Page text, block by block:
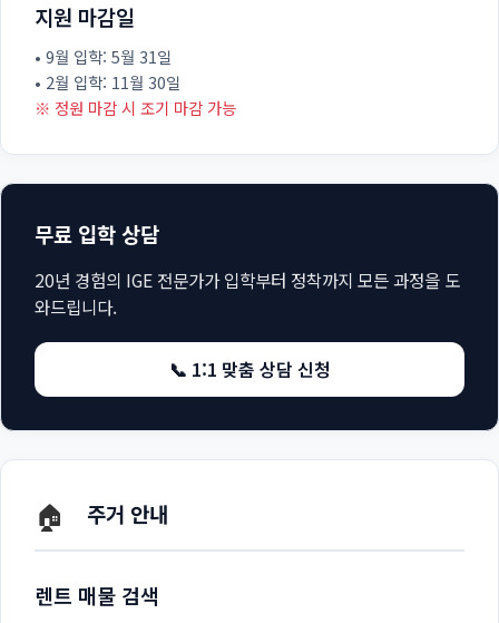
지원 마감일
• 9월 입학: 5월 31일
• 2월 입학: 11월 30일
※ 정원 마감 시 조기 마감 가능
무료 입학 상담
20년 경험의 IGE 전문가가 입학부터 정착까지 모든 과정을 도
와드립니다.
📞 1:1 맞춤 상담 신청
🏠 주거 안내
렌트 매물 검색